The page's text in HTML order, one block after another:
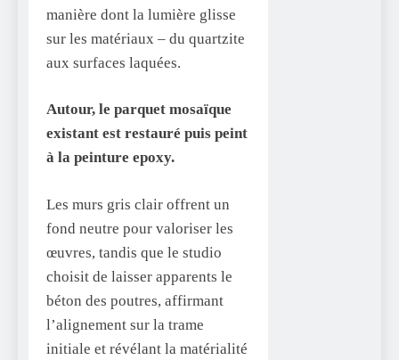
manière dont la lumière glisse
sur les matériaux – du quartzite
aux surfaces laquées.
Autour, le parquet mosaïque
existant est restauré puis peint
à la peinture epoxy.
Les murs gris clair offrent un
fond neutre pour valoriser les
œuvres, tandis que le studio
choisit de laisser apparents le
béton des poutres, affirmant
l’alignement sur la trame
initiale et révélant la matérialité